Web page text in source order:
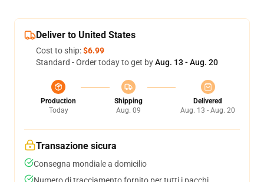
Deliver to United States
Cost to ship:$6.99
Standard - Order today to get byAug. 13 - Aug. 20
Production
Today
Shipping
Aug. 09
Delivered
Aug. 13 - Aug. 20
Transazione sicura
Consegna mondiale a domicilio